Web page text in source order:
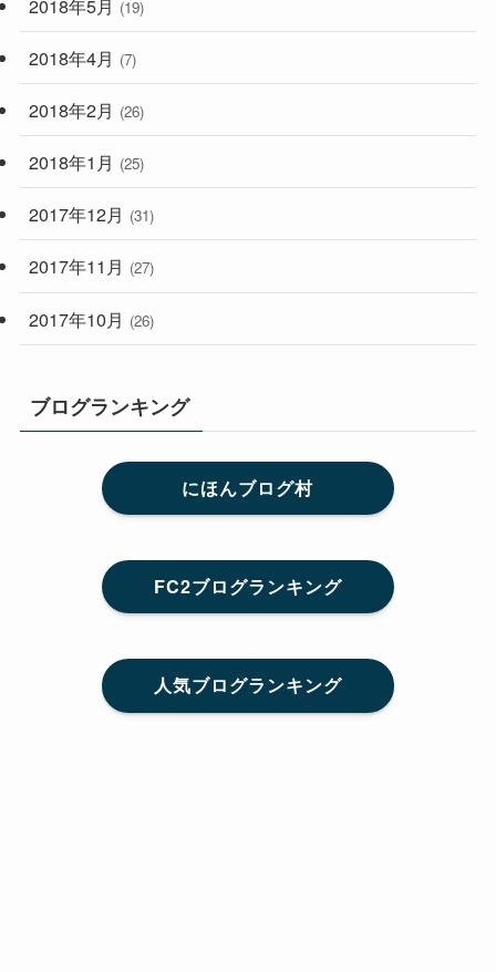
(19)
2018年4月 (7)
2018年2月 (26)
2018年1月 (25)
2017年12月 (31)
2017年11月 (27)
2017年10月 (26)
ブログランキング
にほんブログ村
FC2ブログランキング
人気ブログランキング